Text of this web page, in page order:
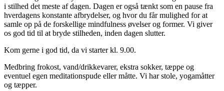
i stilhed det meste af dagen. Dagen er også tænkt som en pause fra
hverdagens konstante afbrydelser, og hvor du får mulighed for at
samle op på de forskellige mindfulness øvelser og former. Vi giver
os god tid til at bryde stilheden, inden dagen slutter.
Kom gerne i god tid, da vi starter kl. 9.00.
Medbring frokost, vand/drikkevarer, ekstra sokker, tæppe og
eventuel egen meditationspude eller måtte. Vi har stole, yogamåtter
og tæpper.